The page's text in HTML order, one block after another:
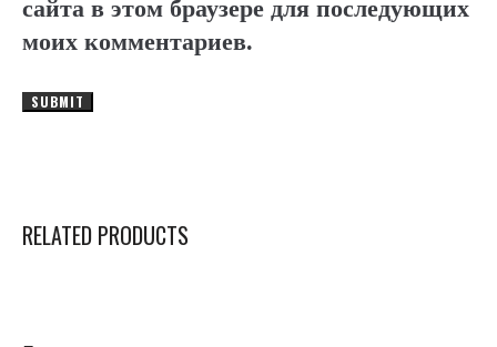
сайта в этом браузере для последующих
моих комментариев.
RELATED PRODUCTS